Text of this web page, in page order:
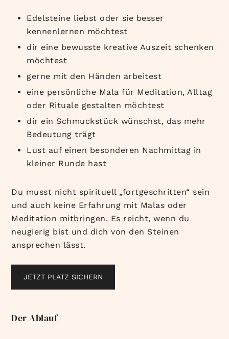
Edelsteine liebst oder sie besser
kennenlernen möchtest
dir eine bewusste kreative Auszeit schenken
möchtest
gerne mit den Händen arbeitest
eine persönliche Mala für Meditation, Alltag
oder Rituale gestalten möchtest
dir ein Schmuckstück wünschst, das mehr
Bedeutung trägt
Lust auf einen besonderen Nachmittag in
kleiner Runde hast
Du musst nicht spirituell „fortgeschritten“ sein
und auch keine Erfahrung mit Malas oder
Meditation mitbringen. Es reicht, wenn du
neugierig bist und dich von den Steinen
ansprechen lässt.
JETZT PLATZ SICHERN
Der Ablauf